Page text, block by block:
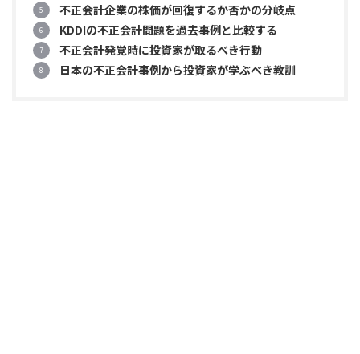
不正会計企業の株価が回復するか否かの分岐点
KDDIの不正会計問題を過去事例と比較する
不正会計発覚時に投資家が取るべき行動
日本の不正会計事例から投資家が学ぶべき教訓